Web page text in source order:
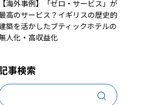
【海外事例】「ゼロ・サービス」が
高のサービス？イギリスの歴史的
築を活かしたブティックホテルの
人化・高収益化
事検索
事３選
と予約システム6選
け渡しとは？
べき5つのポイン